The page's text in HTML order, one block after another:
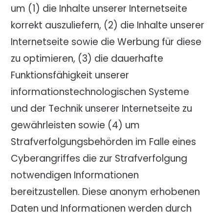
um (1) die Inhalte unserer Internetseite
korrekt auszuliefern, (2) die Inhalte unserer
Internetseite sowie die Werbung für diese
zu optimieren, (3) die dauerhafte
Funktionsfähigkeit unserer
informationstechnologischen Systeme
und der Technik unserer Internetseite zu
gewährleisten sowie (4) um
Strafverfolgungsbehörden im Falle eines
Cyberangriffes die zur Strafverfolgung
notwendigen Informationen
bereitzustellen. Diese anonym erhobenen
Daten und Informationen werden durch